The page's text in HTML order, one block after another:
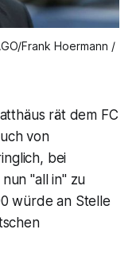
Frank Hoermann /
rät dem FC
von
bei
"all in" zu
würde an Stelle